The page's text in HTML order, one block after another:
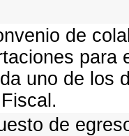
de
para
uno de los
de